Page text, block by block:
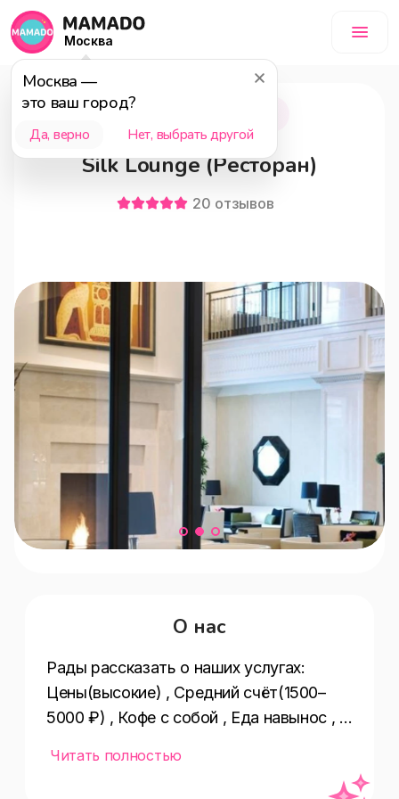
Москва
Москва —
это ваш город?
Да, верно Нет, выбрать другой
Москва
Silk Lounge (Ресторан)
20 отзывов
О нас
Рады рассказать о наших услугах:
Цены(высокие) , Средний счёт(1500–
5000 ₽) , Кофе с собой , Еда навынос ,
Читать полностью